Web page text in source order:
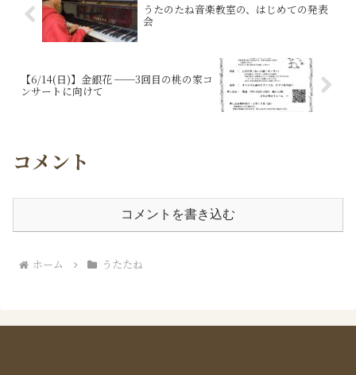
うたのたね音楽教室の、はじめての発表
会
【6/14(日)】金銀花 ──3回目の桃の家コ
ンサートに向けて
コメント
コメントを書き込む
ホーム うたたね